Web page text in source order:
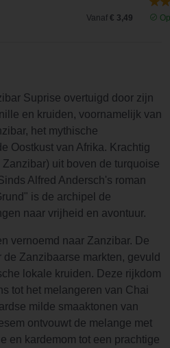
d maken.
Vanaf € 3,49
Suprise overtuigd door zijn
en kruiden, voornamelijk van
het mythische
Oostkust van Afrika. Krachtig
uit boven de turquoise
Alfred Andersch's roman
is de archipel de
naar vrijheid en avontuur.
vernoemd naar Zanzibar. De
Zanzibaarse markten, gevuld
lokale kruiden. Deze rijkdom
tot het melangeren van Chai
milde smaaktonen van
ontvouwt de melange met
en kardemom tot een prachtige